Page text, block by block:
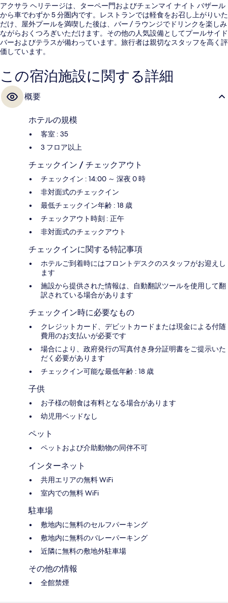
アクサラ ヘリテージは、ターペー門およびチェンマイ ナイト バザール
から車でわずか 5 分圏内です。レストランでは軽食をお召し上がりいた
だけ、屋外プールを満喫した後は、バー / ラウンジでドリンクを楽しみ
ながらおくつろぎいただけます。その他の人気設備としてプールサイド
バーおよびテラスが備わっています。旅行者は親切なスタッフを高く評
価しています。
この宿泊施設に関する詳細
概要
ホテルの規模
客室 : 35
3 フロア以上
チェックイン / チェックアウト
チェックイン : 14:00 ～ 深夜 0 時
非対面式のチェックイン
最低チェックイン年齢 : 18 歳
チェックアウト時刻 : 正午
非対面式のチェックアウト
チェックインに関する特記事項
ホテルご到着時にはフロントデスクのスタッフがお迎えし
ます
施設から提供された情報は、自動翻訳ツールを使用して翻
訳されている場合があります
チェックイン時に必要なもの
クレジットカード、デビットカードまたは現金による付随
費用のお支払いが必要です
場合により、政府発行の写真付き身分証明書をご提示いた
だく必要があります
チェックイン可能な最低年齢 : 18 歳
子供
お子様の朝食は有料となる場合があります
幼児用ベッドなし
ペット
ペットおよび介助動物の同伴不可
インターネット
共用エリアの無料 WiFi
室内での無料 WiFi
駐車場
敷地内に無料のセルフパーキング
敷地内に無料のバレーパーキング
近隣に無料の敷地外駐車場
その他の情報
全館禁煙